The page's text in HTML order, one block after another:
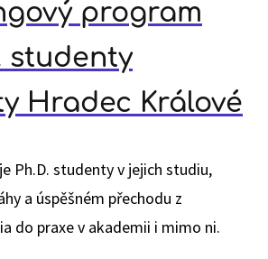
program
studenty
Hradec Králové
Ph.D. studenty v jejich studiu,
a úspěšném přechodu z
do praxe v akademii i mimo ni.